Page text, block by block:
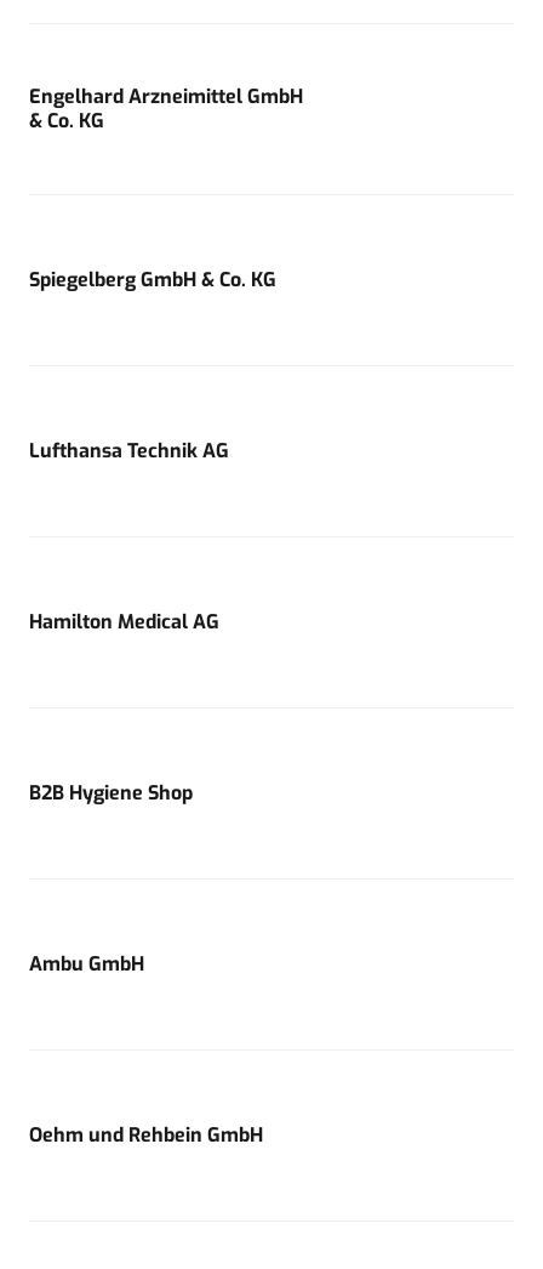
Engelhard Arzneimittel GmbH
& Co. KG
Spiegelberg GmbH & Co. KG
Lufthansa Technik AG
Hamilton Medical AG
B2B Hygiene Shop
Ambu GmbH
Oehm und Rehbein GmbH